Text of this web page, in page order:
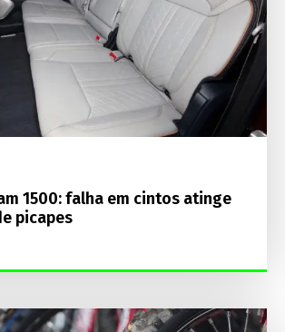
1500: falha em cintos atinge
picapes